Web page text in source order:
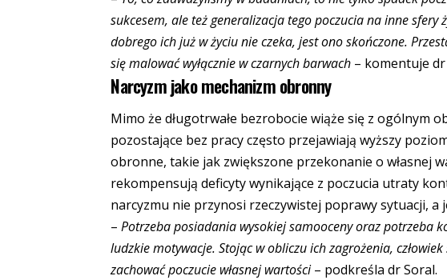
sukcesem, ale też generalizacja tego poczucia na inne sfery
dobrego ich już w życiu nie czeka, jest ono skończone.
się malować wyłącznie w czarnych barwach – komentuje dr
Narcyzm jako mechanizm obronny
Mimo że długotrwałe bezrobocie wiąże się z ogólnym
pozostające bez pracy często przejawiają wyższy
obronne, takie jak zwiększone przekonanie o własnej
rekompensują deficyty wynikające z poczucia utraty
narcyzmu nie przynosi rzeczywistej poprawy sytuacji, a
–Potrzeba posiadania wysokiej samooceny oraz potrzeba
ludzkie motywacje. Stojąc w obliczu ich zagrożenia,
zachować poczucie własnej wartości– podkreśla dr Soral.